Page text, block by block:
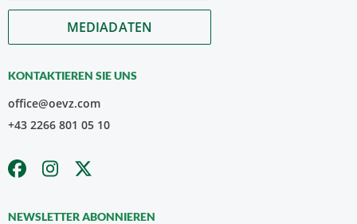
MEDIADATEN
KONTAKTIEREN SIE UNS
office@oevz.com
+43 2266 801 05 10
NEWSLETTER ABONNIEREN